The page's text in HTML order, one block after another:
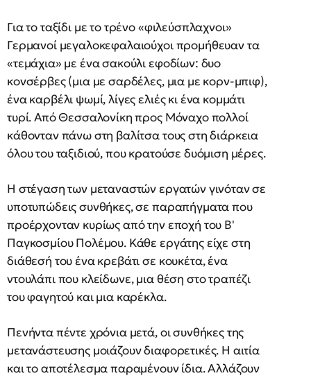
Για το ταξίδι με το τρένο «φιλεύσπλαχνοι»
Γερμανοί μεγαλοκεφαλαιούχοι προμήθευαν τα
«τεμάχια» με ένα σακούλι εφοδίων: δυο
κονσέρβες (μια με σαρδέλες, μια με κορν-μπιφ),
ένα καρβέλι ψωμί, λίγες ελιές κι ένα κομμάτι
τυρί. Από Θεσσαλονίκη προς Μόναχο πολλοί
κάθονταν πάνω στη βαλίτσα τους στη διάρκεια
όλου του ταξιδιού, που κρατούσε δυόμιση μέρες.
Η στέγαση των μεταναστών εργατών γινόταν σε
υποτυπώδεις συνθήκες, σε παραπήγματα που
προέρχονταν κυρίως από την εποχή του Β'
Παγκοσμίου Πολέμου. Κάθε εργάτης είχε στη
διάθεσή του ένα κρεβάτι σε κουκέτα, ένα
ντουλάπι που κλείδωνε, μια θέση στο τραπέζι
του φαγητού και μια καρέκλα.
Πενήντα πέντε χρόνια μετά, οι συνθήκες της
μετανάστευσης μοιάζουν διαφορετικές. Η αιτία
και το αποτέλεσμα παραμένουν ίδια. Αλλάζουν